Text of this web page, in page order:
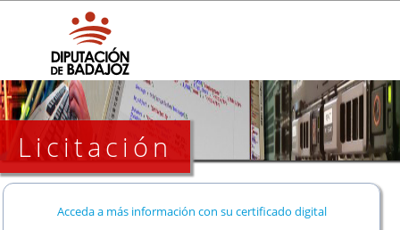
Licitación
Acceda a más información con su certificado digital